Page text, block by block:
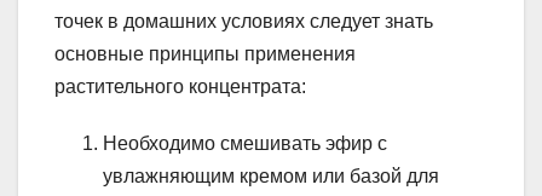
точек в домашних условиях следует знать
основные принципы применения
растительного концентрата:
Необходимо смешивать эфир с
увлажняющим кремом или базой для